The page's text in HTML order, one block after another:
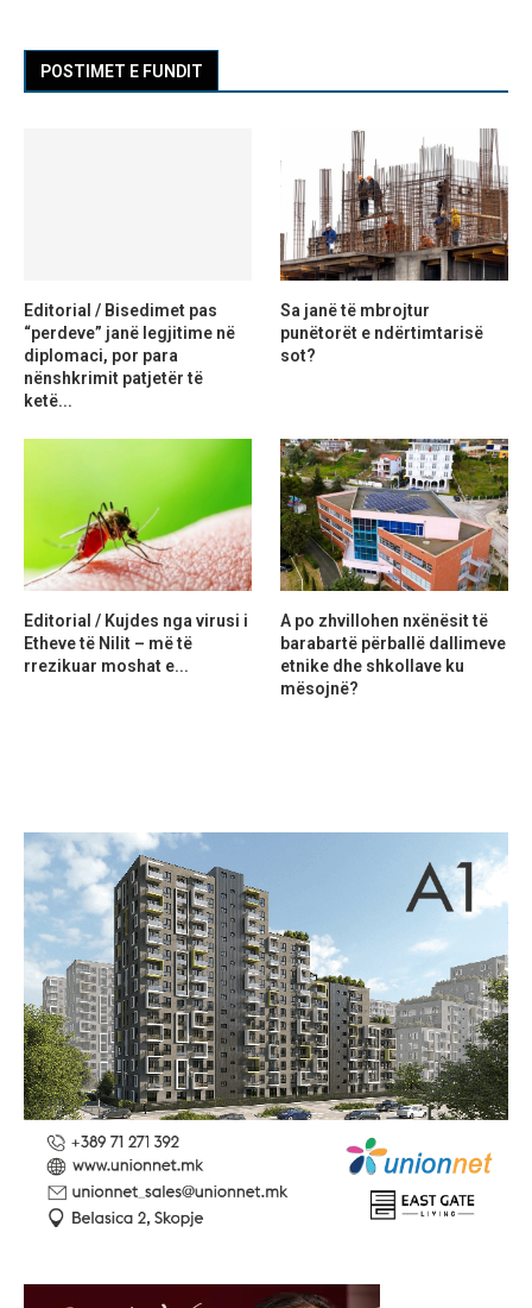
POSTIMET E FUNDIT
Editorial / Bisedimet pas
“perdeve” janë legjitime në
diplomaci, por para
nënshkrimit patjetër të
ketë...
Sa janë të mbrojtur
punëtorët e ndërtimtarisë
sot?
Editorial / Kujdes nga virusi i
Etheve të Nilit – më të
rrezikuar moshat e...
A po zhvillohen nxënësit të
barabartë përballë dallimeve
etnike dhe shkollave ku
mësojnë?